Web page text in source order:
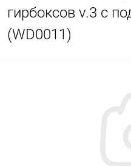
гирбоксов v.3 с
(WD0011)